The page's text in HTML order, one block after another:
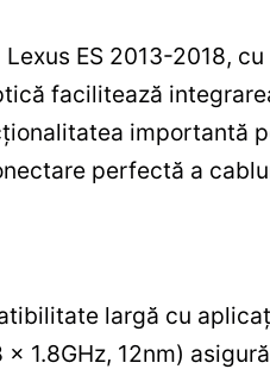
ES 2013-2018,
facilitează
importantă
perfectă a
largă cu
1.8GHz, 12nm)